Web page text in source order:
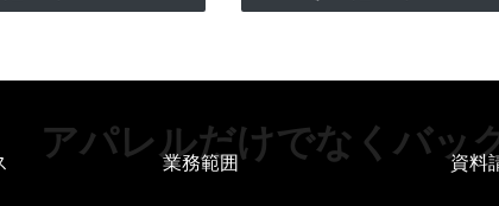
アパレルだけでなくバッ
業務範囲 資料